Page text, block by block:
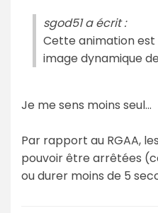
sgod51 a écrit :
Cette animation
image dynamique
Je me sens moins seul...
Par rapport au RGAA,
pouvoir être arrêtées
ou durer moins de 5